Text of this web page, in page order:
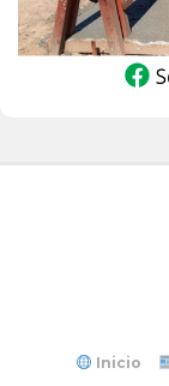
Inicio